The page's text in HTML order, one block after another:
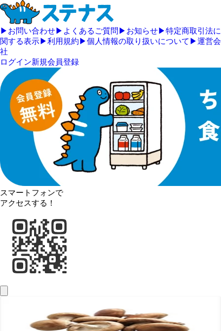
▶ お問い合わせ▶ よくあるご質問 ▶ お知らせ▶特定商取引法に
関する表示▶利用規約 ▶個人情報の取り扱いについて ▶運営会
社
ログイン新規会員登録
スマートフォンで
アクセスする！